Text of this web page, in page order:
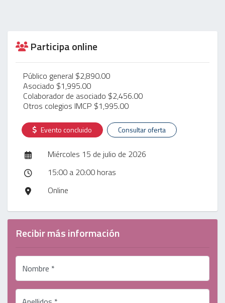
Participa online
Público general $2,890.00
Asociado $1,995.00
Colaborador de asociado $2,456.00
Otros colegios IMCP $1,995.00
Evento concluido Consultar oferta
Miércoles 15 de julio de 2026
15:00 a 20:00 horas
Online
Recibir más información
Nombre *